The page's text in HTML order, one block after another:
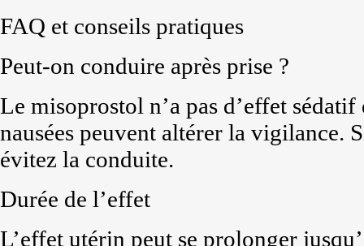
FAQ et conseils pratiques
Peut-on conduire après prise ?
Le misoprostol n’a pas d’effet
nausées peuvent altérer la vigilance.
évitez la conduite.
Durée de l’effet
L’effet utérin peut se prolonger